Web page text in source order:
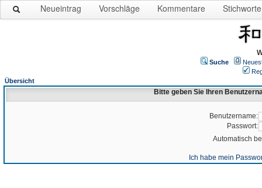
Neueintrag Vorschläge Kommentare Stichworte
Suche
Übersicht
Bitte geben Sie Ihren
Benutzername:
Passwort:
Automatisch
Ich habe mein